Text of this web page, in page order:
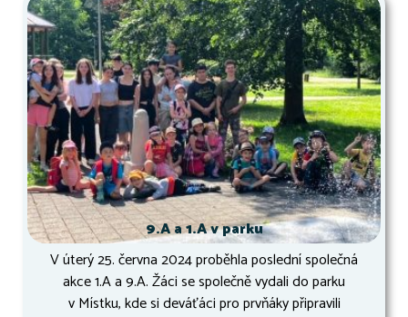
9.A a 1.A v parku
V úterý 25. června 2024 proběhla poslední společná
akce 1.A a 9.A. Žáci se společně vydali do parku
v Místku, kde si deváťáci pro prvňáky připravili